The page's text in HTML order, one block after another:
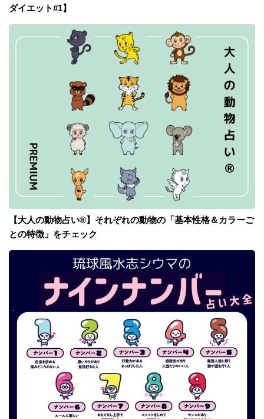
ダイエット#1】
【大人の動物占い®】それぞれの動物の「基本性格＆カラーご
との特徴」をチェック